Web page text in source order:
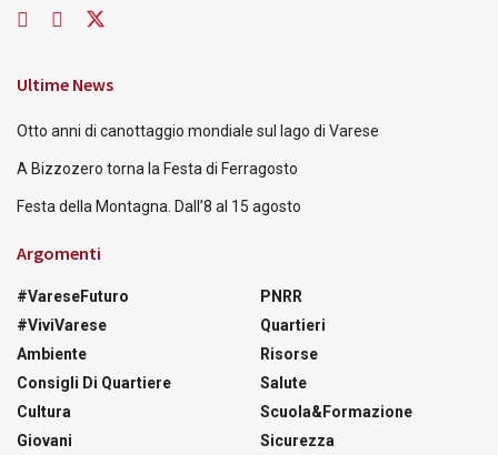
Ultime News
Otto anni di canottaggio mondiale sul lago di Varese
A Bizzozero torna la Festa di Ferragosto
Festa della Montagna. Dall’8 al 15 agosto
Argomenti
#VareseFuturo
#ViviVarese
Ambiente
Consigli Di Quartiere
Cultura
Giovani
PNRR
Quartieri
Risorse
Salute
Scuola&Formazione
Sicurezza